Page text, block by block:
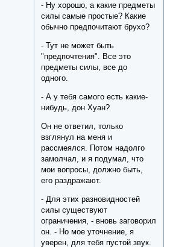
- Ну хорошо, а какие предметы
силы самые простые? Какие
обычно предпочитают брухо?
- Тут не может быть
"предпочтения". Все это
предметы силы, все до
одного.
- А у тебя самого есть какие-
нибудь, дон Хуан?
Он не ответил, только
взглянул на меня и
рассмеялся. Потом надолго
замолчал, и я подумал, что
мои вопросы, должно быть,
его раздражают.
- Для этих разновидностей
силы существуют
ограничения, - вновь заговорил
он. - Но мое уточнение, я
уверен, для тебя пустой звук.